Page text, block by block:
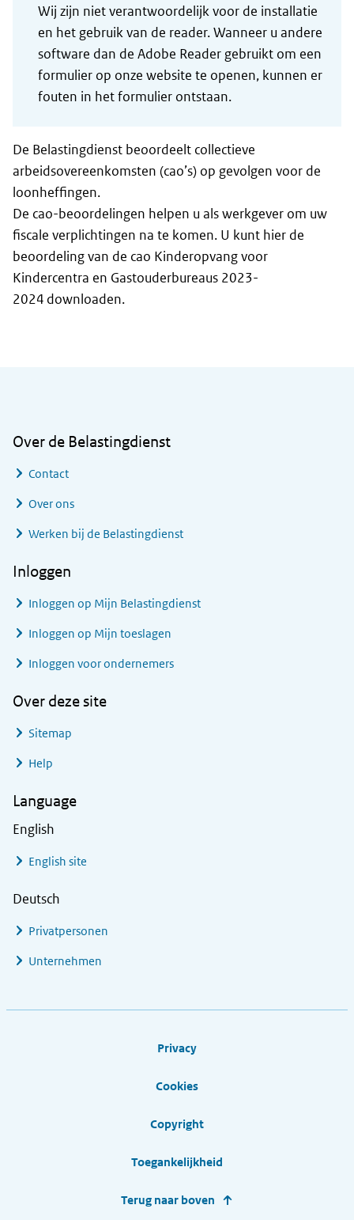
Wij zijn niet verantwoordelijk voor de installatie
en het gebruik van de reader. Wanneer u andere
software dan de Adobe Reader gebruikt om een
formulier op onze website te openen, kunnen er
fouten in het formulier ontstaan.
De Belastingdienst beoordeelt collectieve
arbeidsovereenkomsten (cao’s) op gevolgen voor de
loonheffingen.
De cao-beoordelingen helpen u als werkgever om uw
fiscale verplichtingen na te komen. U kunt hier de
beoordeling van de cao Kinderopvang voor
Kindercentra en Gastouderbureaus 2023-
2024 downloaden.
Over de Belastingdienst
Contact
Over ons
Werken bij de Belastingdienst
Inloggen
Inloggen op Mijn Belastingdienst
Inloggen op Mijn toeslagen
Inloggen voor ondernemers
Over deze site
Sitemap
Help
Language
English
English site
Deutsch
Privatpersonen
Unternehmen
Privacy
Cookies
Copyright
Toegankelijkheid
Terug naar boven